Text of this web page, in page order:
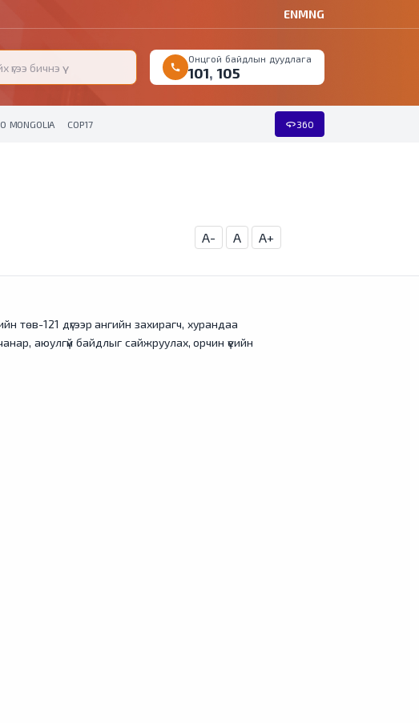
ENMNG
call
Онцгой байдлын дуудлага
101,105
MONGOLIA COP17 360360
A- A A+
төв-121 дүгээр ангийн захирагч, хурандаа
аюулгүй байдлыг сайжруулах, орчин үеийн